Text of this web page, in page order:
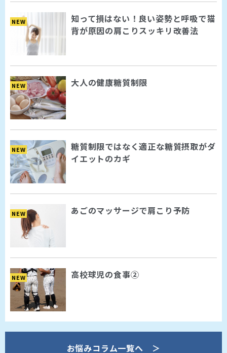
NEW
知って損はない！良い姿勢と呼吸で猫
背が原因の肩こりスッキリ改善法
NEW 大人の健康糖質制限
NEW
糖質制限ではなく適正な糖質摂取がダ
イエットのカギ
NEW あごのマッサージで肩こり予防
NEW 高校球児の食事②
お悩みコラム一覧へ ＞